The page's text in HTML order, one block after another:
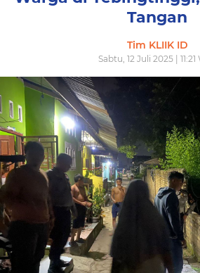
Tangan
Tim KLIIK ID
Sabtu, 12 Juli 2025 | 11:21